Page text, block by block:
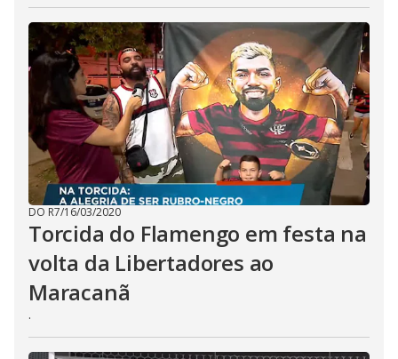
DO R7/16/03/2020
Torcida do Flamengo em festa na
volta da Libertadores ao
Maracanã
.